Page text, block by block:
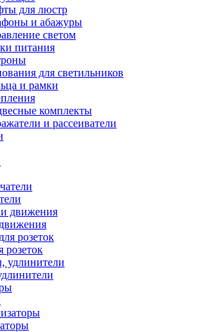
для люстр
и абажуры
светом
питания
для светильников
и рамки
комплекты
и рассеиватели
розеток